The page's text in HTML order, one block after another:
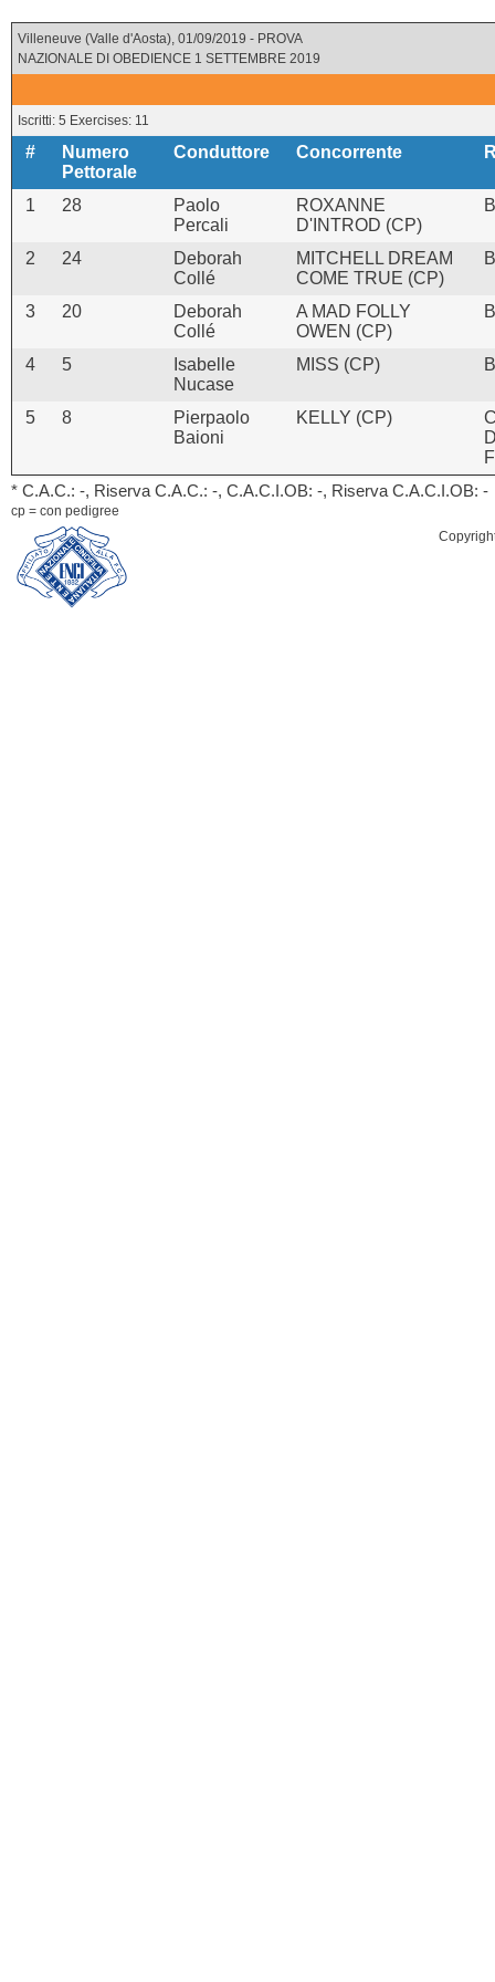
Villeneuve (Valle d'Aosta), 01/09/2019 - PROVA
NAZIONALE DI OBEDIENCE 1 SETTEMBRE 2019
Iscritti: 5 Exercises: 11
#
Numero
Pettorale
Conduttore Concorrente
1 28
Paolo
Percali
ROXANNE
D'INTROD (CP)
2 24
Deborah
Collé
MITCHELL DREAM
COME TRUE (CP)
3 20
Deborah
Collé
A MAD FOLLY
OWEN (CP)
4 5
Isabelle
Nucase
MISS (CP)
5 8
Pierpaolo
Baioni
KELLY (CP)
* C.A.C.: -, Riserva C.A.C.: -, C.A.C.I.OB: -, Riserva C.A.C.I.OB: -
cp = con pedigree